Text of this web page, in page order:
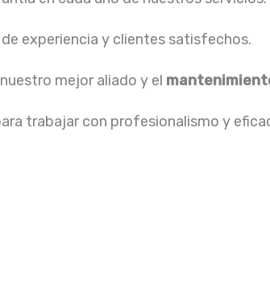
experiencia y clientes satisfechos.
mejor aliado y el
trabajar con profesionalismo y